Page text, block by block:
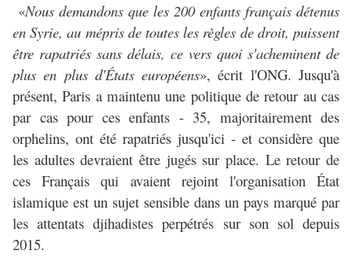
«Nous demandons que les 200 enfants français détenus
en Syrie, au mépris de toutes les règles de droit, puissent
être rapatriés sans délais, ce vers quoi s'acheminent de
plus en plus d'États européens», écrit l'ONG. Jusqu'à
présent, Paris a maintenu une politique de retour au cas
par cas pour ces enfants - 35, majoritairement des
orphelins, ont été rapatriés jusqu'ici - et considère que
les adultes devraient être jugés sur place. Le retour de
ces Français qui avaient rejoint l'organisation État
islamique est un sujet sensible dans un pays marqué par
les attentats djihadistes perpétrés sur son sol depuis
2015.